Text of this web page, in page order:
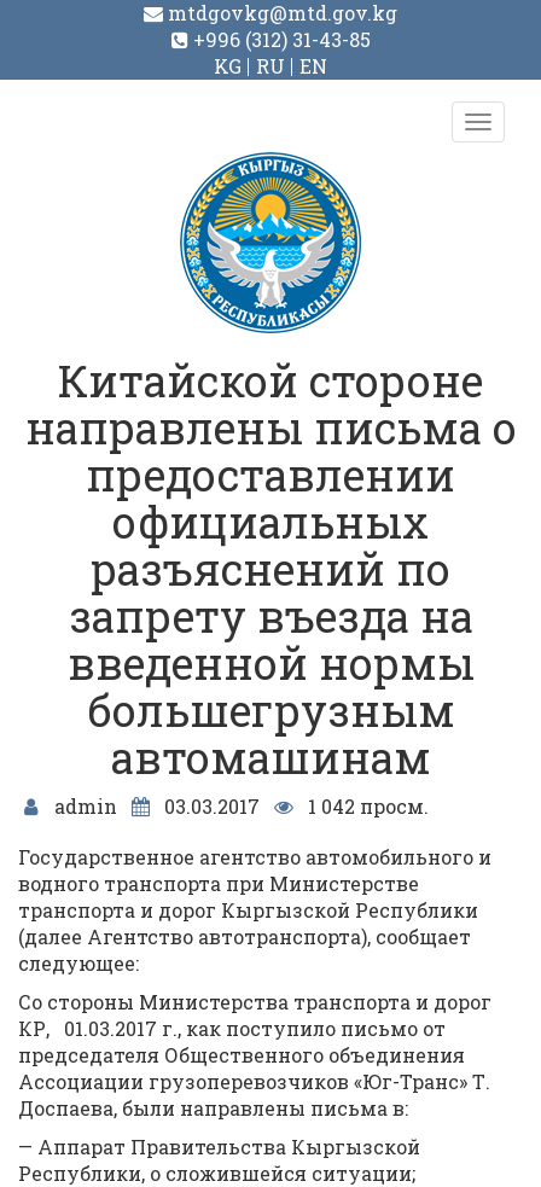
mtdgovkg@mtd.gov.kg
+996 (312) 31-43-85
KG
RU EN
Toggle
Китайской стороне
направлены письма о
предоставлении
официальных
разъяснений по
запрету въезда на
введенной нормы
большегрузным
автомашинам
admin 03.03.2017
1 042 просм.
Государственное агентство автомобильного и
водного транспорта при Министерстве
транспорта и дорог Кыргызской Республики
(далее Агентство автотранспорта), сообщает
следующее:
Со стороны Министерства транспорта и дорог
КР, 01.03.2017 г., как поступило письмо от
председателя Общественного объединения
Ассоциации грузоперевозчиков «Юг-Транс» Т.
Доспаева, были направлены письма в:
— Аппарат Правительства Кыргызской
Республики, о сложившейся ситуации;